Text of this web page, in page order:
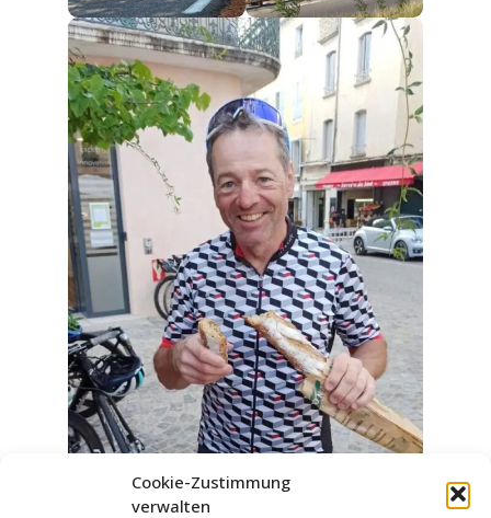
Cookie-Zustimmung
verwalten